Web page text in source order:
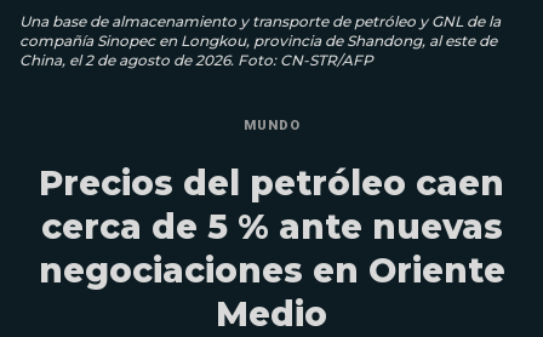
Una base de almacenamiento y transporte de petróleo y GNL de la
compañía Sinopec en Longkou, provincia de Shandong, al este de
China, el 2 de agosto de 2026. Foto: CN-STR/AFP
MUNDO
Precios del petróleo caen
cerca de 5 % ante nuevas
negociaciones en Oriente
Medio